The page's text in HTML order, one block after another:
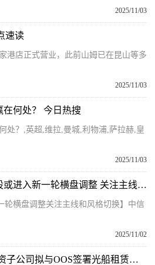
2025/11/03
速读
港店正式营业，此前山姆已在昆山等多
2025/11/03
何处？ 今日热搜
处？,英超,维拉,曼城,利物浦,萨拉赫,皇
2025/11/03
每日热点:中信建投：A股或进入新一轮横盘调整 关注主线和风格切换
轮横盘调整关注主线和风格切换】中信
2025/11/02
每日关注!大烨智能：全资子公司拟与OOS签署光船租赁合同